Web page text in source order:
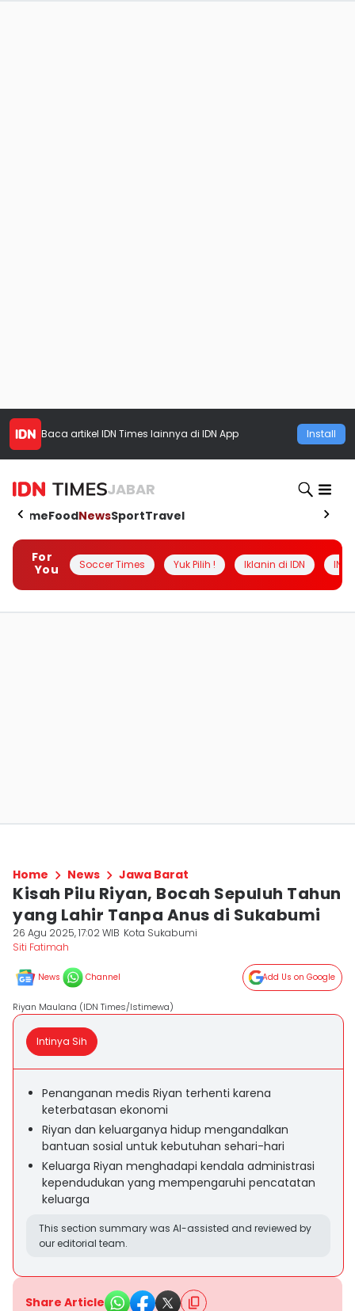
Baca artikel IDN Times lainnya di IDN App Install
JABAR
HomeFoodNewsSportTravel
For
You
Soccer Times Yuk Pilih ! Iklanin di IDN
Home News Jawa Barat
Kisah Pilu Riyan, Bocah Sepuluh Tahun
yang Lahir Tanpa Anus di Sukabumi
26 Agu 2025, 17:02 WIB Kota Sukabumi
Siti Fatimah
News Channel Add Us on Google
Riyan Maulana (IDN Times/Istimewa)
Intinya Sih
Penanganan medis Riyan terhenti karena
keterbatasan ekonomi
Riyan dan keluarganya hidup mengandalkan
bantuan sosial untuk kebutuhan sehari-hari
Keluarga Riyan menghadapi kendala administrasi
kependudukan yang mempengaruhi pencatatan
keluarga
This section summary was AI-assisted and reviewed by
our editorial team.
Share Article